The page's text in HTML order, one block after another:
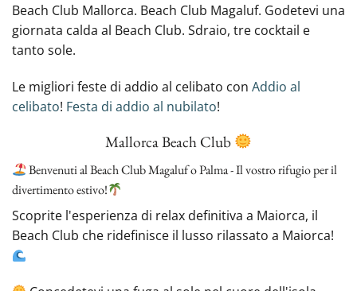
Beach Club Mallorca. Beach Club Magaluf. Godetevi una
giornata calda al Beach Club. Sdraio, tre cocktail e
tanto sole.
Le migliori feste di addio al celibato con Addio al
celibato! Festa di addio al nubilato!
Mallorca Beach Club
Benvenuti al Beach Club Magaluf o Palma - Il vostro rifugio per il
divertimento estivo!
Scoprite l'esperienza di relax definitiva a Maiorca, il
Beach Club che ridefinisce il lusso rilassato a Maiorca!